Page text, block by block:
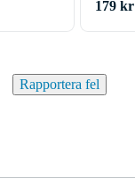
179 kr
Rapportera fel